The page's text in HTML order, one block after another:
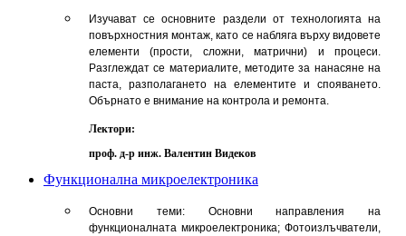
Изучават се основните раздели от технологията на
повърхностния монтаж, като се набляга върху видовете
елементи (прости, сложни, матрични) и процеси.
Разглеждат се материалите, методите за нанасяне на
паста, разполагането на елементите и спояването.
Обърнато е внимание на контрола и ремонта.
Лектори:
проф. д-р инж. Валентин Видеков
Функционална микроелектроника
Основни теми: Основни направления на
функционалната микроелектроника; Фотоизлъчватели,